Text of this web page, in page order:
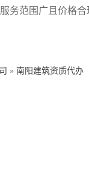
务范围广且价格合
» 南阳建筑资质代办